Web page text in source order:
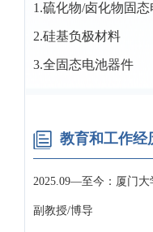
1.硫化物/卤化物固
2.硅基负极材料
3.全固态电池器件
教育和工作经
2025.09—至今：厦门大
副教授/博导